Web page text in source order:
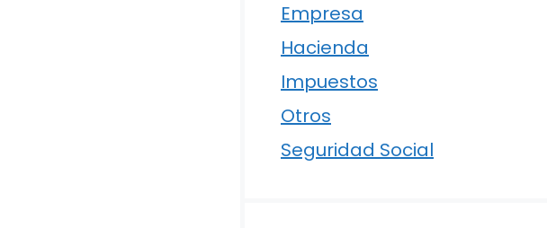
Empresa
Hacienda
Impuestos
Otros
Seguridad Social